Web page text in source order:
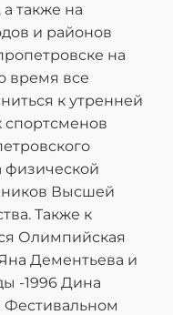
также на
и районов
на
время все
к утренней
спортсменов
физической
Высшей
Также к
Олимпийская
Дементьева и
-1996 Дина
Фестивальном